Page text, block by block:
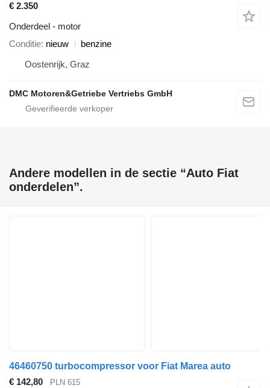
€ 2.350
Onderdeel - motor
Conditie nieuw
benzine
Oostenrijk, Graz
DMC Motoren&Getriebe Vertriebs GmbH
Andere modellen in de sectie “Auto Fiat
onderdelen”.
46460750 turbocompressor voor Fiat Marea auto
€ 142,80
PLN 615